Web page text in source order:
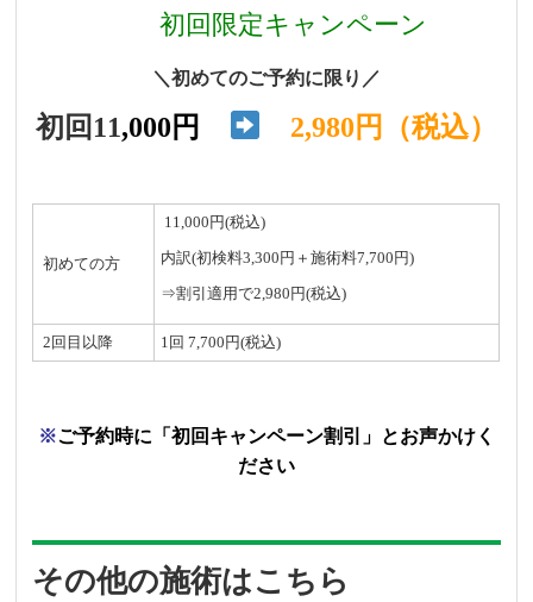
初回限定キャンペーン
＼初めてのご予約に限り／
初回11,000円 2,980円（税込）
初めての方
11,000円(税込)
内訳(初検料3,300円＋施術料7,700円)
⇒割引適用で2,980円(税込)
2回目以降 1回 7,700円(税込)
※ご予約時に「初回キャンペーン割引」とお声かけく
ださい
その他の施術はこちら